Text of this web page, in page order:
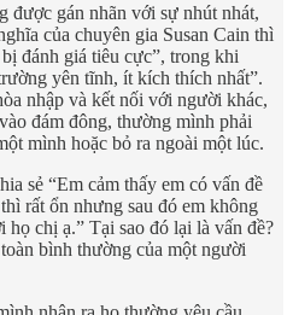
gán nhãn với sự nhút nhát,
của chuyên gia Susan Cain thì
đánh giá tiêu cực”, trong khi
yên tĩnh, ít kích thích nhất”.
nhập và kết nối với người khác,
đám đông, thường mình phải
mình hoặc bỏ ra ngoài một lúc.
sẻ “Em cảm thấy em có vấn đề
rất ổn nhưng sau đó em không
chị ạ.” Tại sao đó lại là vấn đề?
bình thường của một người